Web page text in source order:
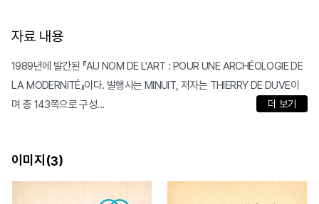
자료 내용
1989년에 발간된 『AU NOM DE L'ART : POUR UNE ARCHÉOLOGIE DE
LA MODERNITÉ』이다. 발행사는 MINUIT, 저자는 THIERRY DE DUVE이
며 총 143쪽으로 구성...
더 보기
이미지(3)